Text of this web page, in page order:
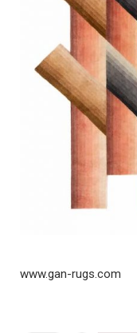
www.gan-rugs.com